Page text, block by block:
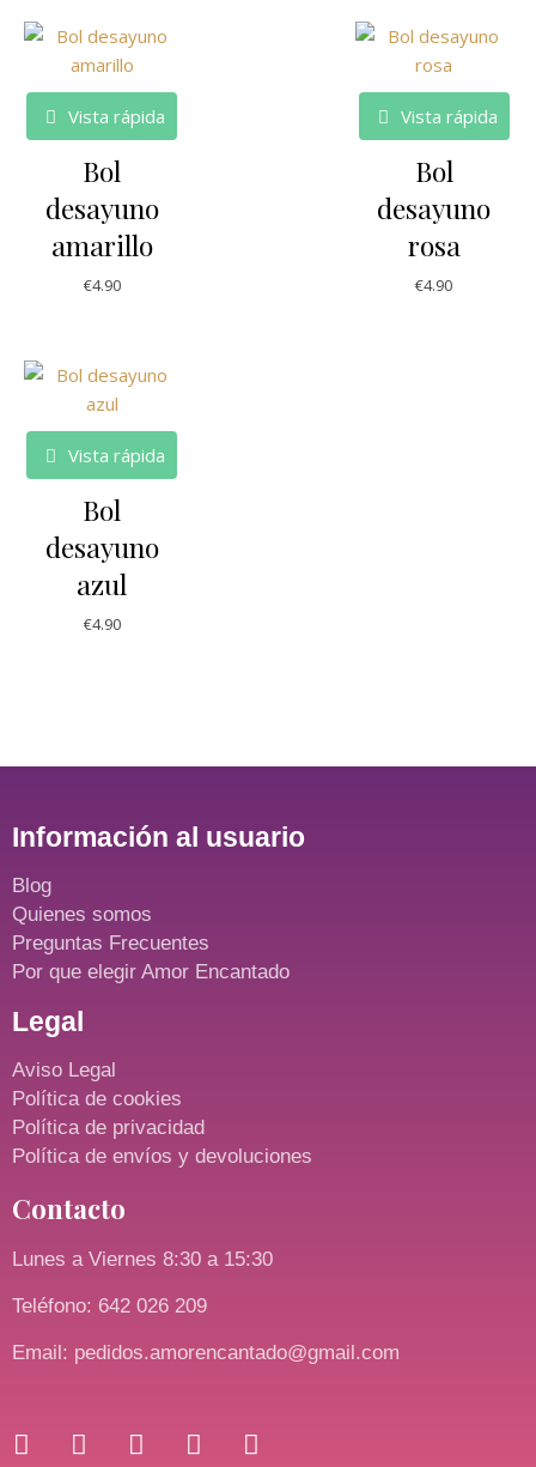
Vista rápida
Bol
desayuno
amarillo
€4.90
Vista rápida
Bol
desayuno
rosa
€4.90
Vista rápida
Bol
desayuno
azul
€4.90
Información al usuario
Blog
Quienes somos
Preguntas Frecuentes
Por que elegir Amor Encantado
Legal
Aviso Legal
Política de cookies
Política de privacidad
Política de envíos y devoluciones
Contacto
Lunes a Viernes 8:30 a 15:30
Teléfono: 642 026 209
Email: pedidos.amorencantado@gmail.com